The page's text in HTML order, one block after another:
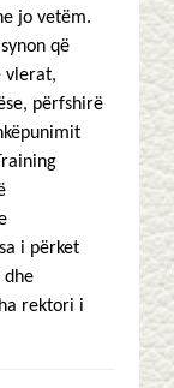
jo vetëm.
që
vlerat,
përfshirë
i përket
dhe
rektori i